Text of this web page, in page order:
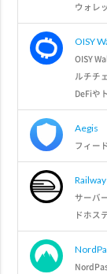
ウォレ
OISY
OISY
ルチチ
DeFiや
Aegis
フィー
Railway
サーバ
ドホス